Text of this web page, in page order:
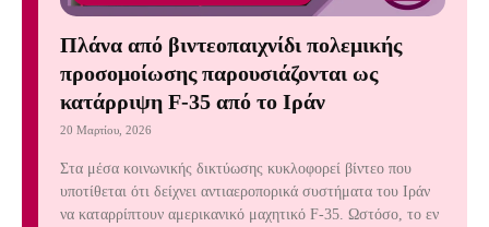
Πλάνα από βιντεοπαιχνίδι πολεμικής
προσομοίωσης παρουσιάζονται ως
κατάρριψη F-35 από το Ιράν
20 Μαρτίου, 2026
Στα μέσα κοινωνικής δικτύωσης κυκλοφορεί βίντεο που
υποτίθεται ότι δείχνει αντιαεροπορικά συστήματα του Ιράν
να καταρρίπτουν αμερικανικό μαχητικό F-35. Ωστόσο, το εν